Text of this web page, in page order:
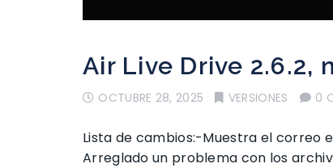
Air Live Drive 2.6.2,
OCTUBRE 28, 2025 VERSIONES 0
Lista de cambios:-Muestra el correo
Arreglado un problema con los